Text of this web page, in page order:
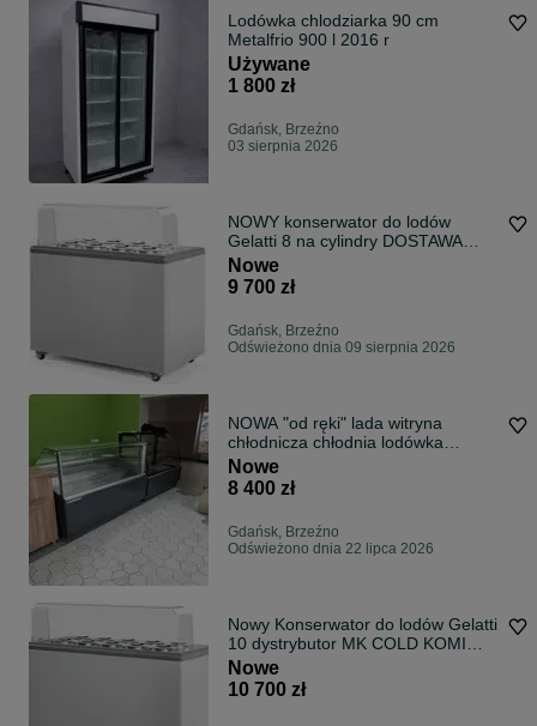
Lodówka chlodziarka 90 cm
Metalfrio 900 l 2016 r
Używane
1 800 zł
Gdańsk, Brzeźno
03 sierpnia 2026
NOWY konserwator do lodów
Gelatti 8 na cylindry DOSTAWA
GRATIS ! MK KOMI MK COLD
dystrybutor witryna
Nowe
9 700 zł
Gdańsk, Brzeźno
Odświeżono dnia 09 sierpnia 2026
NOWA "od ręki" lada witryna
chłodnicza chłodnia lodówka
DOSTAWA 48h
Nowe
8 400 zł
Gdańsk, Brzeźno
Odświeżono dnia 22 lipca 2026
Nowy Konserwator do lodów Gelatti
10 dystrybutor MK COLD KOMI
DOSTAWA na lody cylindry
POZZETTI
Nowe
10 700 zł